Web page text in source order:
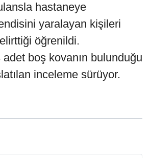
hastaneye
yaralayan kişileri
öğrenildi.
boş kovanın bulunduğu
inceleme sürüyor.